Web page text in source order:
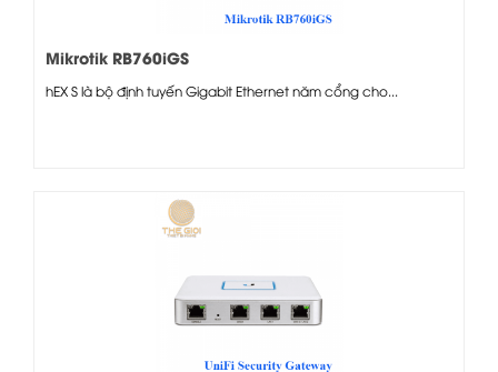
Mikrotik RB760iGS
hEX S là bộ định tuyến Gigabit Ethernet năm cổng cho...